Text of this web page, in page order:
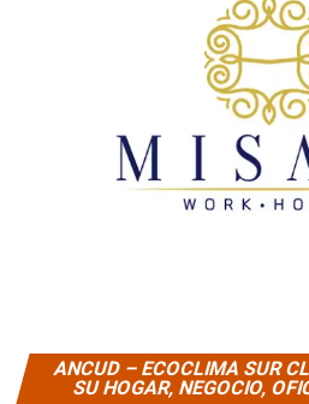
ANCUD – ECOCLIMA SUR
SU HOGAR, NEGOCIO,